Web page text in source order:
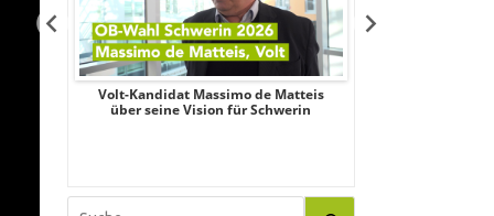
Volt-Kandidat Massimo de Matteis
über seine Vision für Schwerin